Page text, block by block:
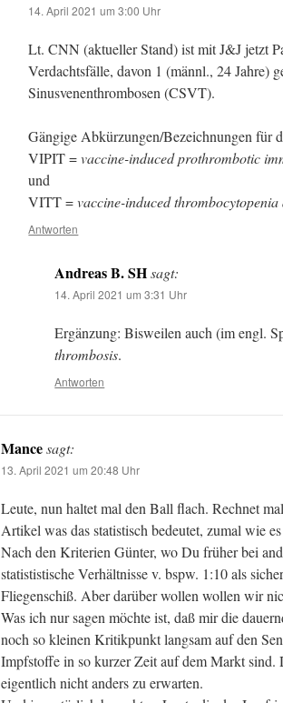
14. April 2021 um 3:00 Uhr
Lt. CNN (aktueller Stand) ist mit J&J jetzt
Verdachtsfälle, davon 1 (männl., 24 Jahre)
Sinusvenenthrombosen (CSVT).
Gängige Abkürzungen/Bezeichnungen für
VIPIT =vaccine-induced prothrombotic
und
VITT =vaccine-induced
Antworten
Andreas B. SH sagt:
14. April 2021 um 3:31 Uhr
Ergänzung: Bisweilen auch (im engl.
thrombosis.
Antworten
Mancesagt:
13. April 2021 um 20:48 Uhr
Leute, nun haltet mal den Ball flach. Rechnet
Artikel was das statistisch bedeutet, zumal wie
Nach den Kriterien Günter, wo Du früher bei
statististische Verhältnisse v. bspw. 1:10 als
Fliegenschiß. Aber darüber wollen wollen wir
Was ich nur sagen möchte ist, daß mir die
noch so kleinen Kritikpunkt langsam auf den
Impfstoffe in so kurzer Zeit auf dem Markt
eigentlich nicht anders zu erwarten.